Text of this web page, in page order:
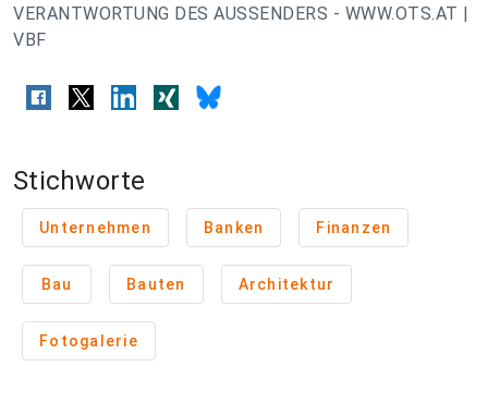
VERANTWORTUNG DES AUSSENDERS - WWW.OTS.AT |
VBF
Stichworte
Unternehmen Banken Finanzen
Bau Bauten Architektur
Fotogalerie